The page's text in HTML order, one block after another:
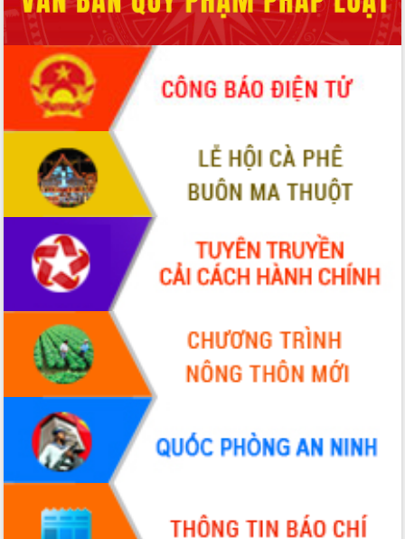
tiến đầu tư tỉnh
Ngành cá ngừ Đắk Lắk chủ động thích
ứng để giữ vững thị trường xuất khẩu
Diễn đàn Kinh tế tư nhân Việt Nam đột
phá cơ chế - Hợp tác công tư
Đề án 06 tạo bước ngoặt đột phá trong
cải cách hành chính tỉnh Đắk Lắk
Kết nối tour, đẩy mạnh chuyển đổi số
để phát triển du lịch Đắk Lắk
Khởi động Dự án Đầu tư xây dựng hạ
tầng kỹ thuật Cụm công nghiệp Tân
Gặp mặt các cơ quan báo chí nhân Kỷ
niệm 101 năm Ngày Báo chí Cách
mạng Việt Nam
Đắk Lắk sơ kết 4 năm triển khai thực
hiện Đề án 06 của Chính phủ
Họp báo thông tin về Hội nghị Công bố
Quy hoạch và Xúc tiến đầu tư tỉnh Đắk
Khơi thông điểm nghẽn, đẩy nhanh
giải ngân vốn khắc phục thiên tai
HĐND tỉnh thông qua điều chỉnh Quy
hoạch tỉnh thời kỳ 2021-2030
Hội thảo góp ý hồ sơ điều chỉnh quy
hoạch tỉnh Đắk Lắk thời kỳ 2021-2030,
tầm nhìn đến năm 2050